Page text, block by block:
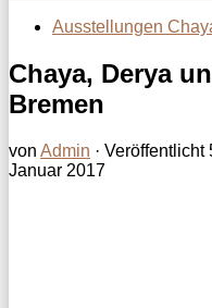
Ausstellungen
Chaya, Derya
Bremen
von Admin · Veröffentlicht
Januar 2017